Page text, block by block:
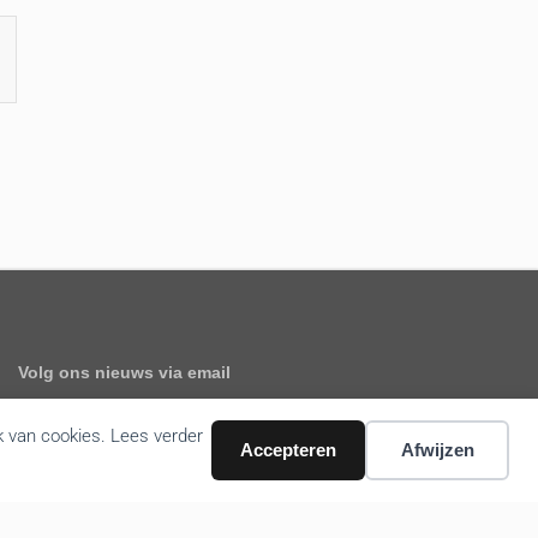
van cookies. Lees verder
Accepteren Afwijzen
Volg ons nieuws via email